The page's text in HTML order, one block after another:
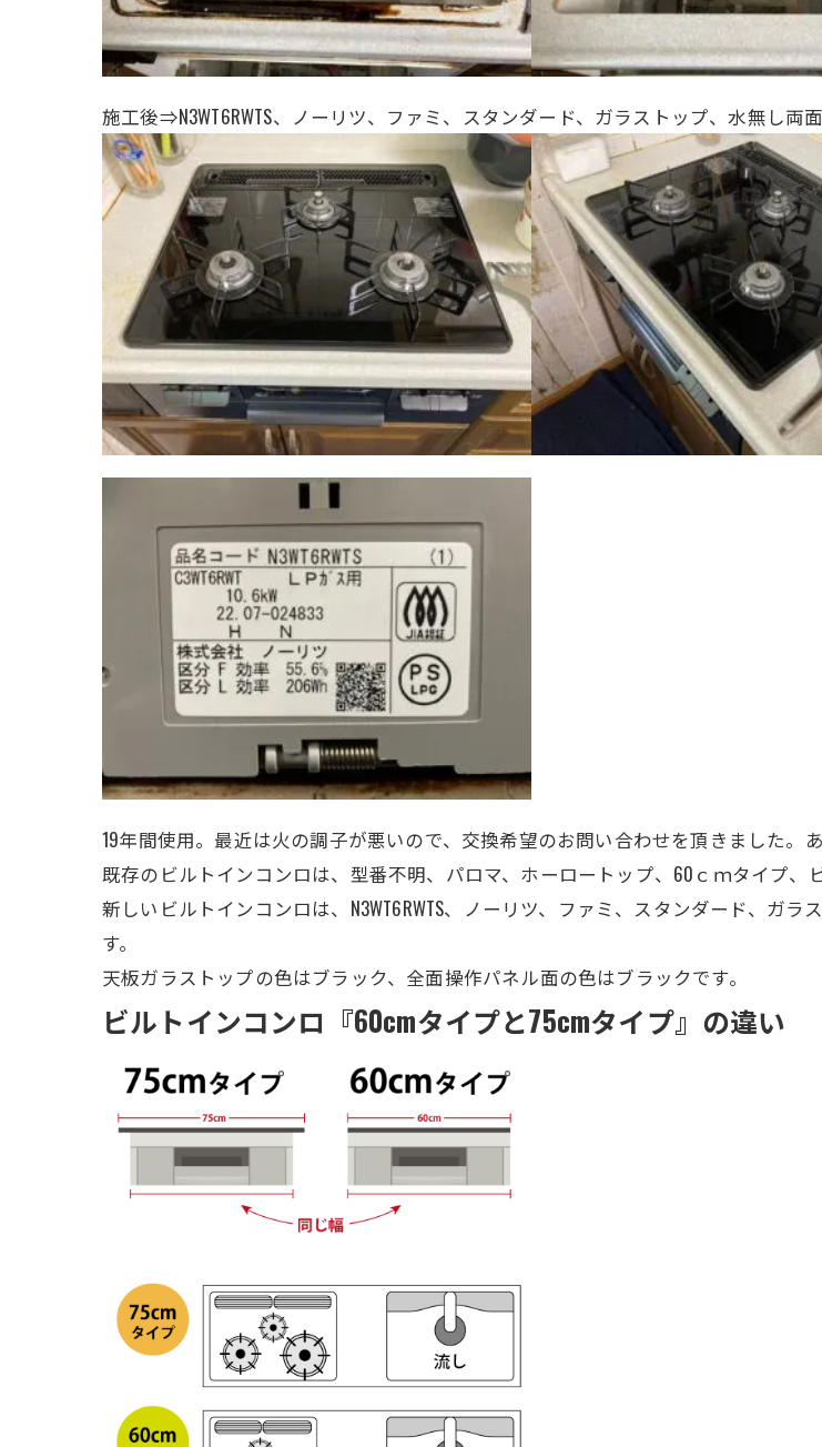
施工後⇒N3WT6RWTS、ノーリツ、ファミ、スタンダード、 ガラストップ、水無し両面
19年間使用。最近は火の調子が悪いので、交換希望のお問い合わせを頂きました。
既存のビルトインコンロは、型番不明、パロマ、ホーロートップ、60ｃｍタイプ、
新しいビルトインコンロは、 N3WT6RWTS、ノーリツ、ファミ、スタンダード、 ガラ
す。
天板ガラストップの色はブラック、全面操作パネル面の色はブラックです。
ビルトインコンロ『60cmタイプと75cmタイプ』の違い